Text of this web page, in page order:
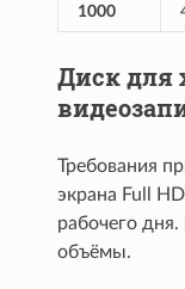
1000
Диск для
Требования
экрана Full
рабочего
объёмы.